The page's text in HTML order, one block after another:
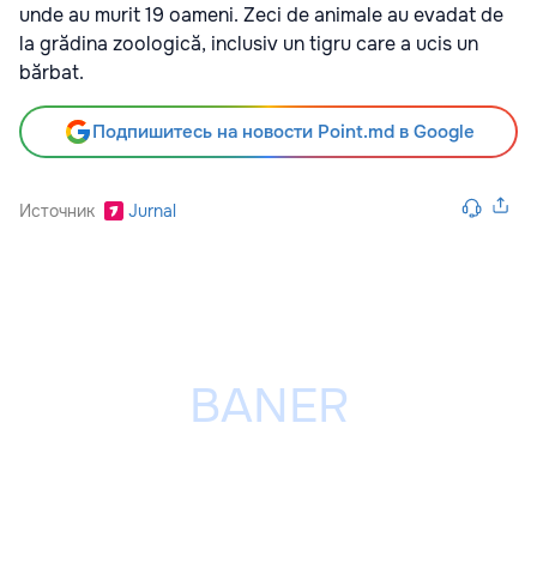
unde au murit 19 oameni. Zeci de animale au evadat de
la grădina zoologică, inclusiv un tigru care a ucis un
bărbat.
Подпишитесь на новости Point.md в Google
Источник Jurnal